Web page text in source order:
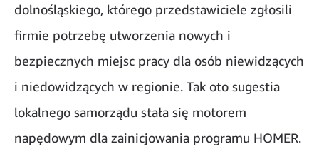
dolnośląskiego, którego przedstawiciele zgłosili
firmie potrzebę utworzenia nowych i
bezpiecznych miejsc pracy dla osób niewidzących
i niedowidzących w regionie. Tak oto sugestia
lokalnego samorządu stała się motorem
napędowym dla zainicjowania programu HOMER.